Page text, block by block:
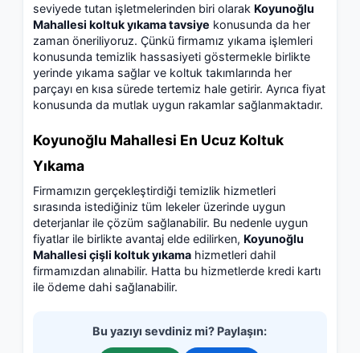
seviyede tutan işletmelerinden biri olarak Koyunoğlu
Mahallesi koltuk yıkama tavsiye konusunda da her
zaman öneriliyoruz. Çünkü firmamız yıkama işlemleri
konusunda temizlik hassasiyeti göstermekle birlikte
yerinde yıkama sağlar ve koltuk takımlarında her
parçayı en kısa sürede tertemiz hale getirir. Ayrıca fiyat
konusunda da mutlak uygun rakamlar sağlanmaktadır.
Koyunoğlu Mahallesi En Ucuz Koltuk
Yıkama
Firmamızın gerçekleştirdiği temizlik hizmetleri
sırasında istediğiniz tüm lekeler üzerinde uygun
deterjanlar ile çözüm sağlanabilir. Bu nedenle uygun
fiyatlar ile birlikte avantaj elde edilirken, Koyunoğlu
Mahallesi çişli koltuk yıkama hizmetleri dahil
firmamızdan alınabilir. Hatta bu hizmetlerde kredi kartı
ile ödeme dahi sağlanabilir.
Bu yazıyı sevdiniz mi? Paylaşın: